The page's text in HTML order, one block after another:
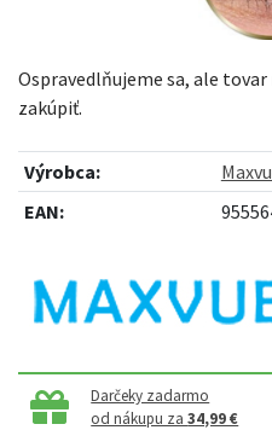
Ospravedlňujeme sa, ale
zakúpiť.
Výrobca:
EAN:
Darčeky zadarmo
od nákupu za34,99 €